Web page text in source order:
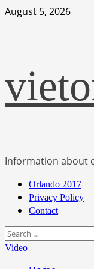
Skip
August 5, 2026
Information about
Primary
Menu
Orlando 2017
Privacy Policy
Contact
Search
for:
Video